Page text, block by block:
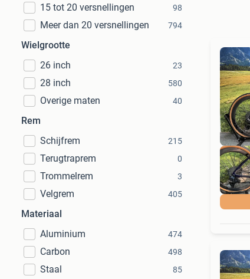
15 tot 20 versnellingen 98
Meer dan 20 versnellingen 794
Wielgrootte
26 inch
23
28 inch 580
Overige maten 40
Rem
Schijfrem
215
Terugtraprem 0
Trommelrem 3
Velgrem 405
Materiaal
Aluminium
474
Carbon 498
Staal 85